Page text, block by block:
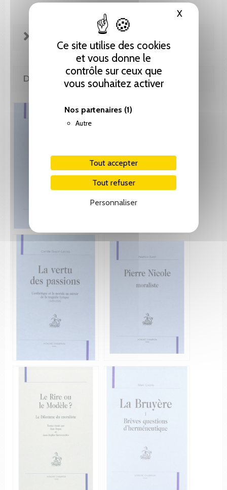
Ce site utilise des cookies
et vous donne le
contrôle sur ceux que
vous souhaitez activer
Nos partenaires (1)
Autre
Tout accepter
Tout refuser
Personnaliser
XMasquer
FICHE TECHNIQUE
DE LA MÊME COLLECTION